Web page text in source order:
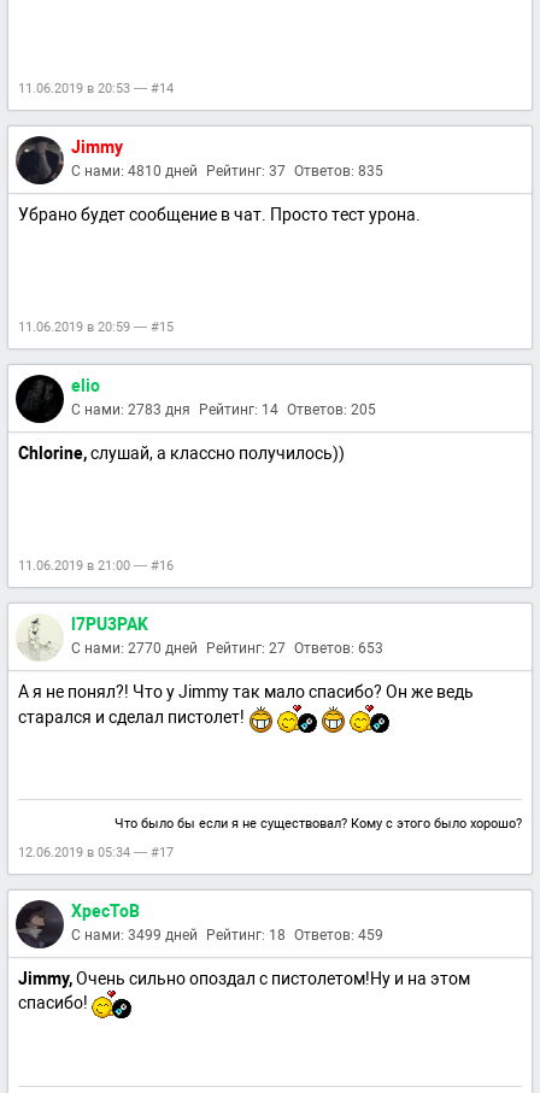
11.06.2019 в 20:53 — #14
Jimmy
С нами: 4810 дней Рейтинг: 37 Ответов: 835
Убрано будет сообщение в чат. Просто тест урона.
11.06.2019 в 20:59 — #15
elio
С нами: 2783 дня Рейтинг: 14 Ответов: 205
Chlorine,слушай, а классно получилось))
11.06.2019 в 21:00 — #16
l7PU3PAK
С нами: 2770 дней Рейтинг: 27 Ответов: 653
А я не понял?! Что у Jimmy так мало спасибо? Он же ведь
старался и сделал пистолет!
Что было бы если я не существовал? Кому с этого было хорошо?
12.06.2019 в 05:34 — #17
XpecToB
С нами: 3499 дней Рейтинг: 18 Ответов: 459
Jimmy,Очень сильно опоздал с пистолетом!Ну и на этом
спасибо!